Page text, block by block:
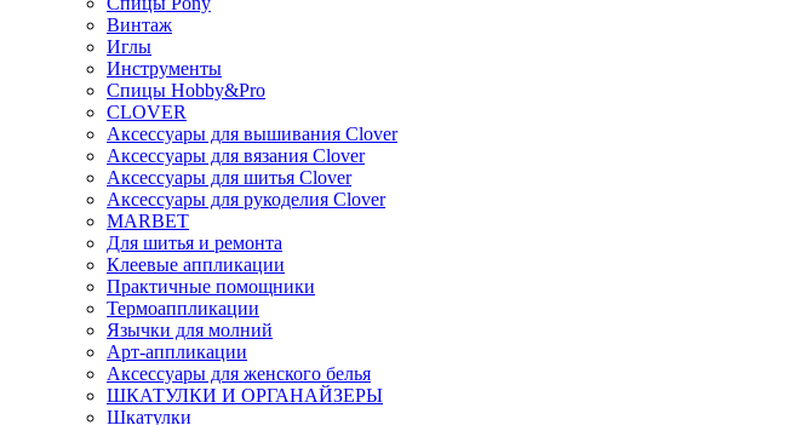
Винтаж
Иглы
Инструменты
Спицы Hobby&Pro
CLOVER
Аксессуары для вышивания Clover
Аксессуары для вязания Clover
Аксессуары для шитья Clover
Аксессуары для рукоделия Clover
MARBET
Для шитья и ремонта
Клеевые аппликации
Практичные помощники
Термоаппликации
Язычки для молний
Арт-аппликации
Аксессуары для женского белья
ШКАТУЛКИ И ОРГАНАЙЗЕРЫ
Шкатулки